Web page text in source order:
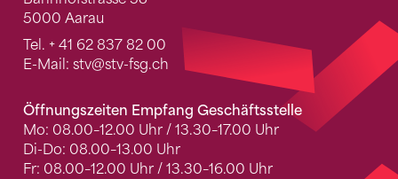
5000 Aarau
Tel. + 41 62 837 82 00
E-Mail: stv@stv-fsg.ch
Öffnungszeiten Empfang Geschäftsstelle
Mo: 08.00–12.00 Uhr / 13.30–17.00 Uhr
Di-Do: 08.00–13.00 Uhr
Fr: 08.00–12.00 Uhr / 13.30–16.00 Uhr